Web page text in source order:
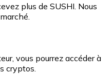
plus de SUSHI. Nous
vous pourrez accéder à
cryptos.